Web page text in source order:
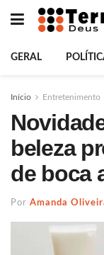
GERAL
Início Entretenimento
beleza
de boca
Por Amanda